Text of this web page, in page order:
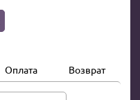
Оплата Возврат